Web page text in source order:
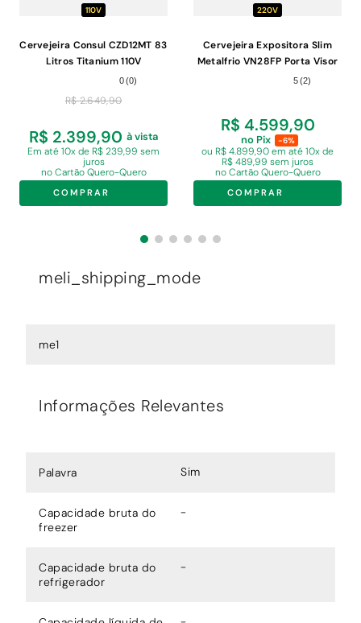
110V
Cervejeira Consul CZD12MT 83
Litros Titanium 110V
0(0)
R$ 2.649,90
R$ 2.399,90 à vista
Em até 10x de R$ 239,99 sem
juros
no Cartão Quero-Quero
COMPRAR
220V
Cervejeira Expositora Slim
Metalfrio VN28FP Porta Visor
336 Litros 220V
5(2)
R$ 4.599,90
no Pix -6%
ou R$ 4.899,90 ematé 10x de
R$ 489,99 sem juros
no Cartão Quero-Quero
COMPRAR
meli_shipping_mode
me1
Informações Relevantes
Palavra Sim
Capacidade bruta do
freezer
-
Capacidade bruta do
refrigerador
-